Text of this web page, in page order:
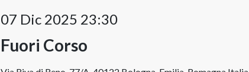
07 Dic 2025 23:30
Fuori Corso